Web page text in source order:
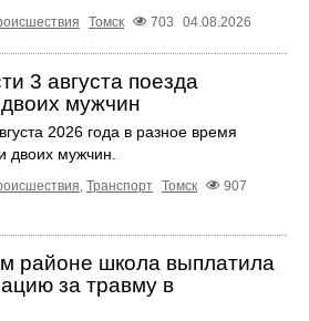
Томск 703 04.08.2026
3 августа поезда
мужчин
2026 года в разное время
двоих мужчин.
, Транспорт Томск
907
районе школа выплатила
за травму в